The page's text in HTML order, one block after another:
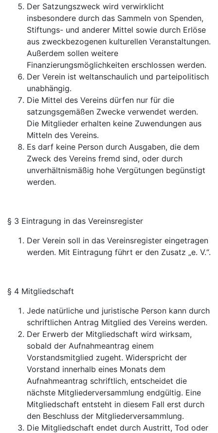
Der Satzungszweck wird verwirklicht
insbesondere durch das Sammeln von Spenden,
Stiftungs- und anderer Mittel sowie durch Erlöse
aus zweckbezogenen kulturellen Veranstaltungen.
Außerdem sollen weitere
Finanzierungsmöglichkeiten erschlossen werden.
Der Verein ist weltanschaulich und parteipolitisch
unabhängig.
Die Mittel des Vereins dürfen nur für die
satzungsgemäßen Zwecke verwendet werden.
Die Mitglieder erhalten keine Zuwendungen aus
Mitteln des Vereins.
Es darf keine Person durch Ausgaben, die dem
Zweck des Vereins fremd sind, oder durch
unverhältnismäßig hohe Vergütungen begünstigt
werden.
§ 3 Eintragung in das Vereinsregister
Der Verein soll in das Vereinsregister eingetragen
werden. Mit Eintragung führt er den Zusatz „e. V.“.
§ 4 Mitgliedschaft
Jede natürliche und juristische Person kann durch
schriftlichen Antrag Mitglied des Vereins werden.
Der Erwerb der Mitgliedschaft wird wirksam,
sobald der Aufnahmeantrag einem
Vorstandsmitglied zugeht. Widerspricht der
Vorstand innerhalb eines Monats dem
Aufnahmeantrag schriftlich, entscheidet die
nächste Mitgliederversammlung endgültig. Eine
Mitgliedschaft entsteht in diesem Fall erst durch
den Beschluss der Mitgliederversammlung.
Die Mitgliedschaft endet durch Austritt, Tod oder